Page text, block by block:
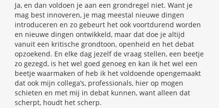
Ja, en dan voldoen je aan een grondregel niet. Want je
mag best innoveren, je mag meestal nieuwe dingen
introduceren en zo gebeurt het ook voortdurend worden
en nieuwe dingen ontwikkeld, maar dat doe je altijd
vanuit een kritische grondtoon, openheid en het debat
opzoekend. En elke dag jezelf de vraag stellen, een beetje
zo gezegd, is het wel goed genoeg en kan ik het wel een
beetje waarmaken of heb ik het voldoende opengemaakt
dat ook mijn collega’s, professionals, hier op mogen
schieten en met mij in debat kunnen, want alleen dat
scherpt, houdt het scherp.